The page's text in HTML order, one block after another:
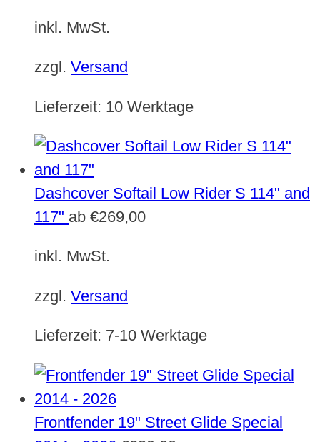
inkl. MwSt.
zzgl. Versand
Lieferzeit: 10 Werktage
Dashcover Softail Low Rider S 114" and
117" ab €269,00
inkl. MwSt.
zzgl. Versand
Lieferzeit: 7-10 Werktage
Frontfender 19" Street Glide Special